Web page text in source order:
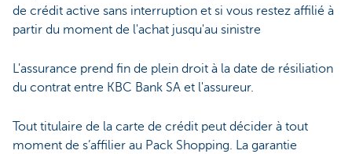
de crédit active sans interruption et si vous restez affilié à
partir du moment de l'achat jusqu'au sinistre
L'assurance prend fin de plein droit à la date de résiliation
du contrat entre KBC Bank SA et l'assureur.
Tout titulaire de la carte de crédit peut décider à tout
moment de s’affilier au Pack Shopping. La garantie